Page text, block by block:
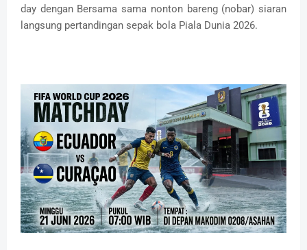
day dengan Bersama sama nonton bareng (nobar) siaran
langsung pertandingan sepak bola Piala Dunia 2026.